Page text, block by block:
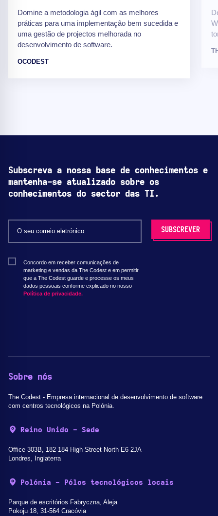
Domine a metodologia ágil com as melhores
práticas para uma implementação bem sucedida e
uma gestão de projectos melhorada no
desenvolvimento de software.
OCODEST
Subscreva a nossa base de conhecimentos e
mantenha-se atualizado sobre os
conhecimentos do sector das TI.
Concordo em receber comunicações de
marketing e vendas da The Codest e em permitir
que a The Codest guarde e processe os meus
dados pessoais conforme explicado no nosso
Política de privacidade.
Sobre nós
The Codest - Empresa internacional de desenvolvimento de software
com centros tecnológicos na Polónia.
Reino Unido - Sede
Office 303B, 182-184 High Street North E6 2JA
Londres, Inglaterra
Polónia - Pólos tecnológicos locais
Parque de escritórios Fabryczna, Aleja
Pokoju 18, 31-564 Cracóvia